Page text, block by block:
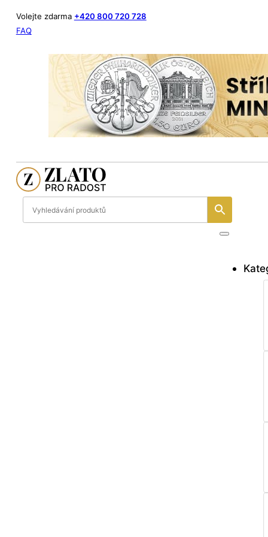
Volejte zdarma +420 800 720 728
FAQ